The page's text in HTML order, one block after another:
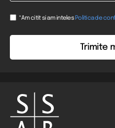
Consent
*Am citit si am intelesPolitica de